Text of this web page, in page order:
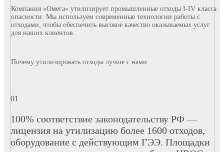
Компания «Омега» утилизирует промышленные отходы I-IV класса
опасности. Мы используем современные технологии работы с
отходами, чтобы обеспечить высокое качество оказываемых услуг
для наших клиентов.
Почему утилизировать отходы лучше с нами:
100% соответствие законодательству РФ —
лицензия на утилизацию более 1600 отходов,
оборудование с действующим ГЭЭ. Площадки